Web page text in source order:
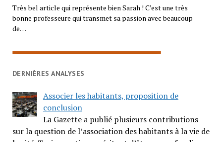
Très bel article qui représente bien Sarah ! C’est une très
bonne professeure qui transmet sa passion avec beaucoup
de…
DERNIÈRES ANALYSES
Associer les habitants, proposition de
conclusion
La Gazette a publié plusieurs contributions
sur la question de l’association des habitants à la vie de